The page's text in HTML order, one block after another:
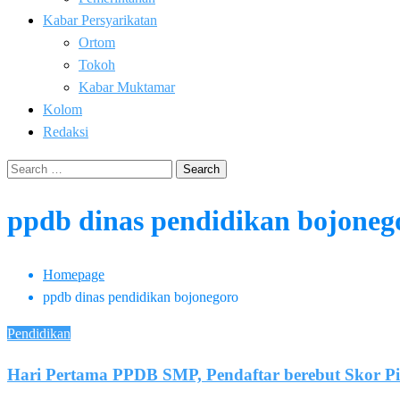
Kabar Persyarikatan
Ortom
Tokoh
Kabar Muktamar
Kolom
Redaksi
Search
ppdb dinas pendidikan
Homepage
ppdb dinas pendidikan bojonegoro
Pendidikan
Hari Pertama PPDB SMP, Pendaftar berebut Skor